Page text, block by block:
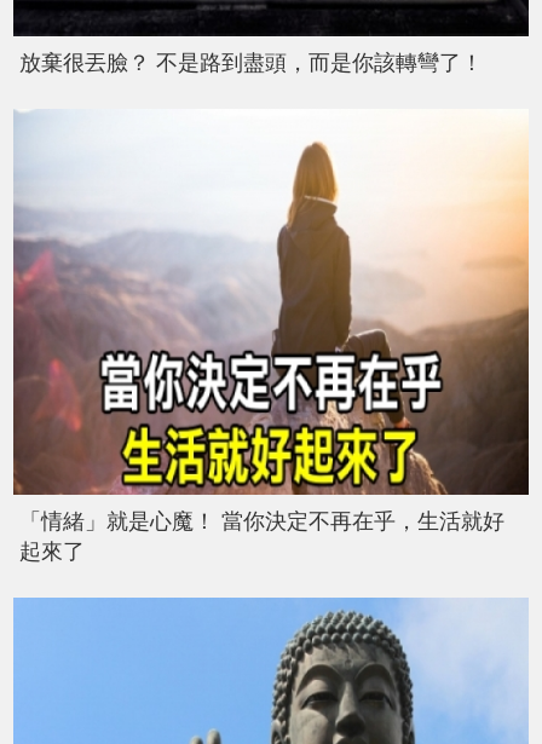
放棄很丟臉？ 不是路到盡頭，而是你該轉彎了！
「情緒」就是心魔！ 當你決定不再在乎，生活就好
起來了